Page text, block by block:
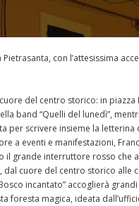
con l’attesissima
del centro storico: in
band “Quelli del lunedì”,
per scrivere insieme la
a eventi e manifestazioni,
il grande interruttore rosso che
cuore del centro storico alle
incantato” accoglierà
foresta magica, ideata